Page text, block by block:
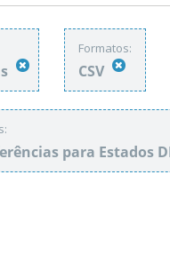
Formatos:
CSV
para Estados